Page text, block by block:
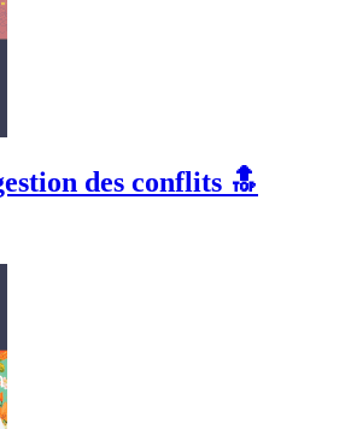
des conflits 🔝